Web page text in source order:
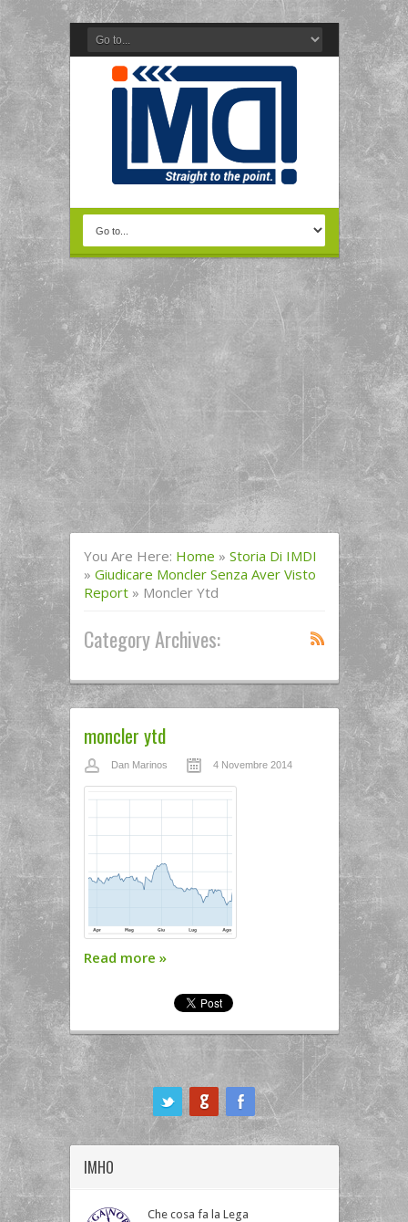
You Are Here: Home » Storia Di IMDI
» Giudicare Moncler Senza Aver Visto
Report » Moncler Ytd
Category Archives:
moncler ytd
Dan Marinos 4 Novembre 2014
Read more »
IMHO
Che cosa fa la Lega